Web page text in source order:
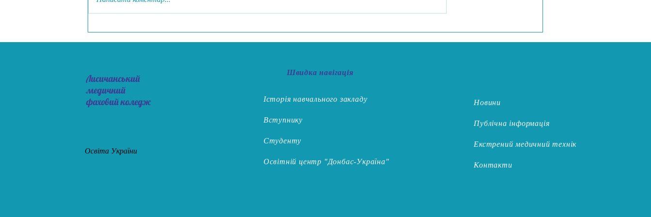
Лисичанський
медичний
фаховий коледж
Освіта України
Швидка навігація
Історія навчального закладу
Вступнику
Студенту
Освітній центр "Донбас-Україна"
Новини
Публічна інформація
Екстрений медичний технік
Контакти